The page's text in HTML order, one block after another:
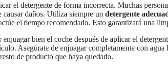
el detergente de forma incorrecta. Muchas
daños. Utiliza siempre un detergente
el tiempo recomendado. Esto garantizará una
bien el coche después de aplicar el
Asegúrate de enjuagar completamente con
de producto que haya quedado.